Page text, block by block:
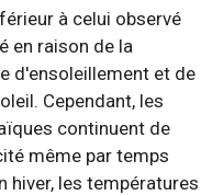
à celui observé
en raison de la
d'ensoleillement et de
Cependant, les
continuent de
même par temps
hiver, les températures